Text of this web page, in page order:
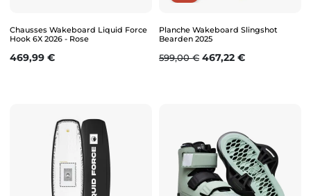
Chausses Wakeboard Liquid Force
Hook 6X 2026 - Rose
Prix
469,99 €
Planche Wakeboard Slingshot
Bearden 2025
Prix de base
599,00 € Prix
467,22 €